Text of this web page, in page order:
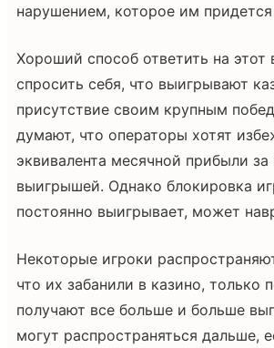
нарушением, которое им придется
Хороший способ ответить на
спросить себя, что выигрывают
присутствие своим крупным
думают, что операторы хотят
эквивалента месячной прибыли за
выигрышей. Однако блокировка
постоянно выигрывает, может
Некоторые игроки
что их забанили в казино, только
получают все больше и больше
могут распространяться дальше,